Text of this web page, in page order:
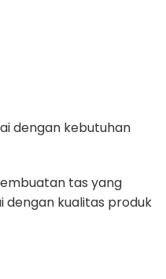
dengan kebutuhan
tas yang
dengan kualitas produk